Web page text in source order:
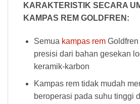
KARAKTERISTIK SECARA
KAMPAS REM GOLDFREN:
Semua kampas remGoldfren
presisi dari bahan gesekan
keramik-karbon
Kampas rem tidak mudah
beroperasi pada suhu tinggi